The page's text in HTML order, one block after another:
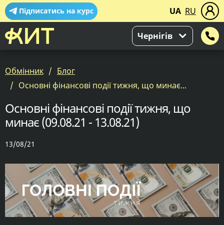
Підписатись на курс UA RU
Чернігів
Обмінник
Блог
Основні фінансові події тижня, що минає...
Основні фінансові події тижня, що
минає (09.08.21 - 13.08.21)
13/08/21